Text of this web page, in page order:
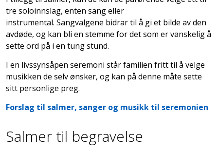
tre soloinnslag, enten sang eller
instrumental. Sangvalgene bidrar til å gi et bilde av den
avdøde, og kan bli en stemme for det som er vanskelig å
sette ord på i en tung stund.
I en livssynsåpen seremoni står familien fritt til å velge
musikken de selv ønsker, og kan på denne måte sette
sitt personlige preg.
Forslag til salmer, sanger og musikk til seremonien
Salmer til begravelse